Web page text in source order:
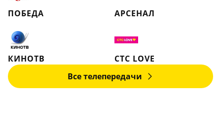
ПОБЕДА АРСЕНАЛ
КИНОТВ
СТС LOVE
Все телепередачи